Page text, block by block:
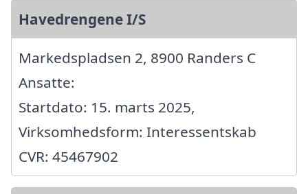
Havedrengene I/S
Markedspladsen 2, 8900 Randers C
Ansatte:
Startdato: 15. marts 2025,
Virksomhedsform: Interessentskab
CVR: 45467902